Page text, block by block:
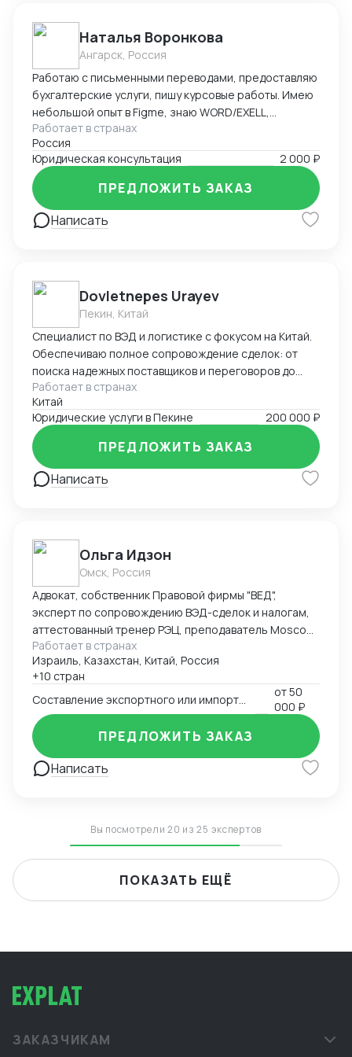
Бухгалтерское сопровождение (1С) - Ведение ВЭД
(договора, инвойсы, акты). - Помощь в проведении и
составлении документов при посреднических
сделках. - Получение справок, лицензий и
сертификатов - Бизнес консалтинг
Наталья Воронкова
Ангарск, Россия
Работаю с письменными переводами, предоставляю
бухгалтерские услуги, пишу курсовые работы. Имею
небольшой опыт в Figme, знаю WORD/EXELL,
составляю и редактирую таблицы. Рассматриваю
подработку, рассмотрю Ваши варианты.
Работает в странах
Россия
Юридическая консультация
2 000 ₽
Написать
ПРЕДЛОЖИТЬ ЗАКАЗ
Dovletnepes Urayev
Пекин, Китай
Специалист по ВЭД и логистике с фокусом на Китай.
Обеспечиваю полное сопровождение сделок: от
поиска надежных поставщиков и переговоров до
таможенного оформления и решения
нестандартных задач. Свободно владею китайским,
русским и английским.
Работает в странах
Китай
Юридические услуги в Пекине
200 000 ₽
Написать
ПРЕДЛОЖИТЬ ЗАКАЗ
Ольга Идзон
Омск, Россия
Адвокат, собственник Правовой фирмы "ВЕД",
эксперт по сопровождению ВЭД-сделок и налогам,
аттестованный тренер РЭЦ, преподаватель Moscow
Digital School. Неоднократно признана одним из
лучших юристов по ВЭД рейтингом юристов России
Право.ру-300, Коммерсантъ. Деятельность фирмы
"ВЕД" по направлению ВЭД отмечена Forbes Legal.
Работает в странах
Израиль, Казахстан, Китай, Россия
+10 стран
от50
000 ₽
Написать
ПРЕДЛОЖИТЬ ЗАКАЗ
Вы посмотрели 20 из 25 экспертов
ПОКАЗАТЬ ЕЩЁ
ЗАКАЗЧИКАМ